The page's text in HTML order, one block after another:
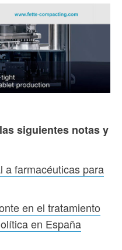
siguientes notas y
a farmacéuticas para
en el tratamiento
en España